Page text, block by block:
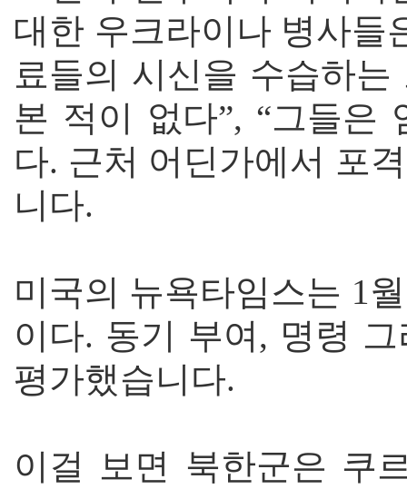
대한 우크라이나 병사들
료들의 시신을 수습하
본 적이 없다”, “그들은
다. 근처 어딘가에서 포
니다.
미국의 뉴욕타임스는 1
이다. 동기 부여, 명령
평가했습니다.
이걸 보면 북한군은 쿠